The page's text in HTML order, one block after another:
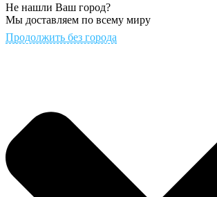
Не нашли Ваш город?
Мы доставляем по всему миру
Продолжить без города